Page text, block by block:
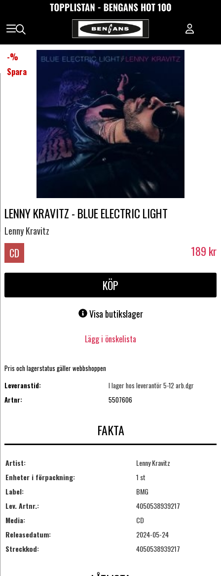
-%
Spara
LENNY KRAVITZ - BLUE ELECTRIC LIGHT
Lenny Kravitz
CD 189 kr
KÖP
Visa butikslager
Lägg i önskelista
Pris och lagerstatus gäller webbshoppen
Leveranstid:
I lager hos leverantör 5-12 arb.dgr
Artnr:
5507606
FAKTA
Artist:
Lenny Kravitz
Enheter i förpackning:
1 st
Label:
BMG
Lev. Artnr.:
4050538939217
Media:
CD
Releasedatum:
2024-05-24
Streckkod:
4050538939217